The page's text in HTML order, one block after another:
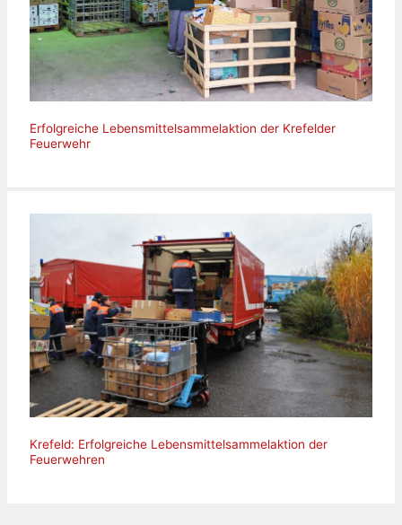
Erfolgreiche Lebensmittelsammelaktion der Krefelder
Feuerwehr
Krefeld: Erfolgreiche Lebensmittelsammelaktion der
Feuerwehren